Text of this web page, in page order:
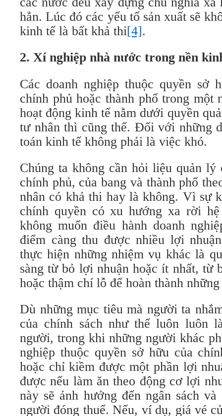
hẳn. Lúc đó các yếu tố sản xuất sẽ
kinh tế là bất khả thi[4].
2. Xí nghiệp nhà nước trong nền
Các doanh nghiệp thuộc quyền sở
chính phủ hoặc thành phố trong một
hoạt động kinh tế nằm dưới quyền
tư nhân thì cũng thế. Đối với những
toán kinh tế không phải là việc khó.
Chúng ta không cần hỏi liệu quản lý
chính phủ, của bang và thành phố
nhân có khả thi hay là không. Vì sự
chính quyền có xu hướng xa rời
không muốn điều hành doanh
điểm càng thu được nhiều lợi
thực hiện những nhiệm vụ khác là
sàng từ bỏ lợi nhuận hoặc ít nhất, từ
hoặc thậm chí lỗ để hoàn thành
Dù những mục tiêu mà người ta
của chính sách như thế luôn luôn
người, trong khi những người khác
nghiệp thuộc quyền sở hữu của
hoặc chỉ kiềm được một phần lợi
được nếu làm ăn theo động cơ lợi
này sẽ ảnh hưởng đến ngân sách
người đóng thuế. Nếu, ví dụ, giá vé